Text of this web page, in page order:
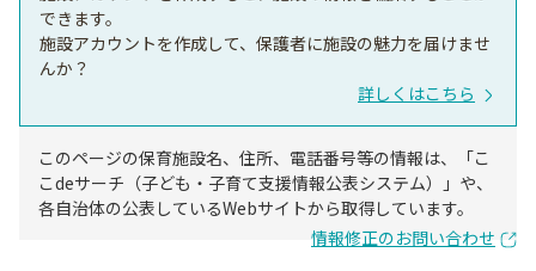
できます。
施設アカウントを作成して、保護者に施設の魅力を届けませ
んか？
詳しくはこちら
このページの保育施設名、住所、電話番号等の情報は、「こ
こdeサーチ（子ども・子育て支援情報公表システム）」や、
各自治体の公表しているWebサイトから取得しています。
情報修正のお問い合わせ